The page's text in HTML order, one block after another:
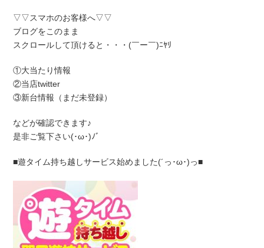
▽▽スマホのお客様へ▽▽
ブログをこのまま
スクロールして頂けると・・・(￣ー￣)ﾆﾔﾘ
①大当たり情報
②当店twitter
③新台情報（まだ未登録）
などが確認できます♪
是非ご覧下さい(･ω･)ﾉﾞ
■遊タイム持ち越しサービス始めました(´っ･ω･)っ■